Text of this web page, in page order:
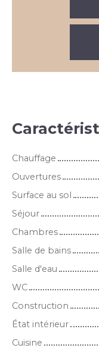
Chauffage
Ouvertures
Surface au sol
Séjour
Chambres
Salle de bains
Salle d'eau
WC
Construction
État intérieur
Cuisine